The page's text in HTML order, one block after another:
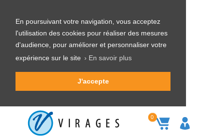
En poursuivant votre navigation, vous acceptez
l'utilisation des cookies pour réaliser des mesures
d'audience, pour améliorer et personnaliser votre
expérience sur le site › En savoir plus
J'accepte
0